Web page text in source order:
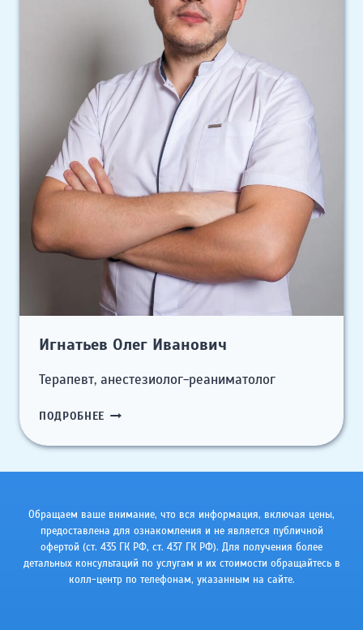
Игнатьев Олег Иванович
Терапевт, анестезиолог-реаниматолог
ПОДРОБНЕЕ ИГНАТЬЕВ
ИВАНОВИЧ
Обращаем ваше внимание, что вся информация, включая цены,
предоставлена для ознакомления и не является публичной
офертой (ст. 435 ГК РФ, cт. 437 ГК РФ). Для получения более
детальных консультаций по услугам и их стоимости обращайтесь в
колл-центр по телефонам, указанным на сайте.